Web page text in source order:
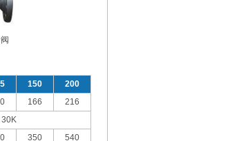
150
200
166
216
350
540